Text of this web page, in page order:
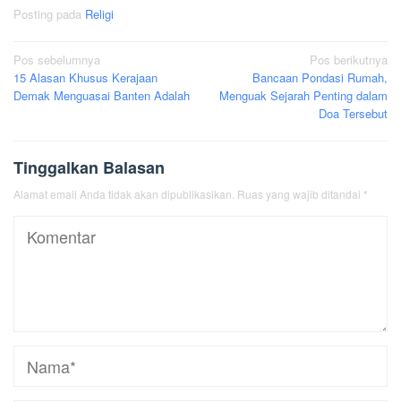
Posting pada Religi
Navigasi
pos
Pos sebelumnya
15 Alasan Khusus Kerajaan
Demak Menguasai Banten Adalah
Pos berikutnya
Bancaan Pondasi Rumah,
Menguak Sejarah Penting dalam
Doa Tersebut
Tinggalkan Balasan
Alamat email Anda tidak akan dipublikasikan. Ruas yang wajib ditandai *